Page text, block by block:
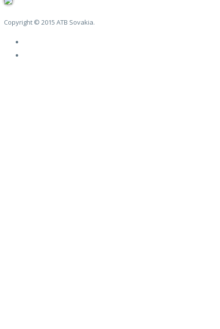
Copyright © 2015 ATB Sovakia.